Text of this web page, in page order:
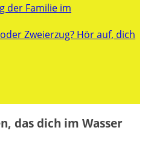
der Familie im
Zweierzug? Hör auf, dich
das dich im Wasser